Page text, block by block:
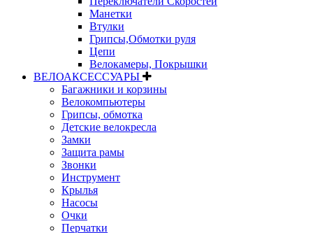
Манетки
Втулки
Грипсы,Обмотки руля
Цепи
Велокамеры, Покрышки
ВЕЛОАКСЕССУАРЫ
Багажники и корзины
Велокомпьютеры
Грипсы, обмотка
Детские велокресла
Замки
Защита рамы
Звонки
Инструмент
Крылья
Насосы
Очки
Перчатки